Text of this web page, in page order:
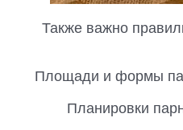
Также важно
Площади и формы
Планировки